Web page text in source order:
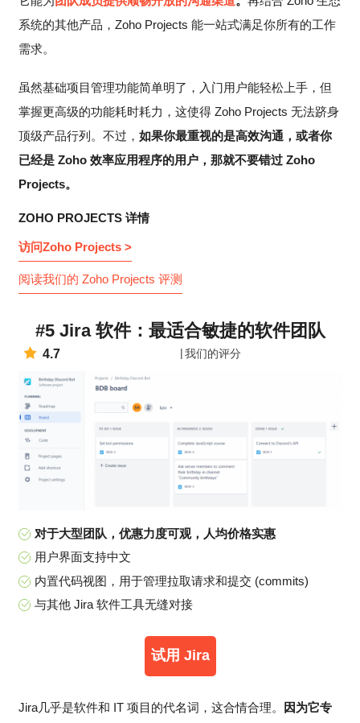
系统的其他产品，Zoho Projects 能一站式满足你所有的工作
需求。
虽然基础项目管理功能简单明了，入门用户能轻松上手，但
掌握更高级的功能耗时耗力，这使得 Zoho Projects 无法跻身
顶级产品行列。不过， 如果你最重视的是高效沟通，或者你
已经是 Zoho 效率应用程序的用户，那就不要错过 Zoho
Projects。
ZOHO PROJECTS 详情
访问Zoho Projects >
阅读我们的 Zoho Projects 评测
#5 Jira 软件：最适合敏捷的软件团队
4.7 我们的评分
对于大型团队，优惠力度可观，人均价格实惠
用户界面支持中文
内置代码视图，用于管理拉取请求和提交 (commits)
与其他 Jira 软件工具无缝对接
试用 Jira
Jira几乎是软件和 IT 项目的代名词，这合情合理。
因为它专